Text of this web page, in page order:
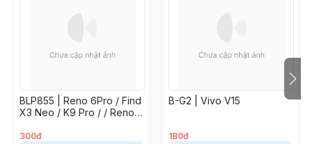
BLP855 | Reno 6Pro / Find
X3 Neo / K9 Pro / / Reno7
4G
300đ
B-G2 | Vivo V15
180đ